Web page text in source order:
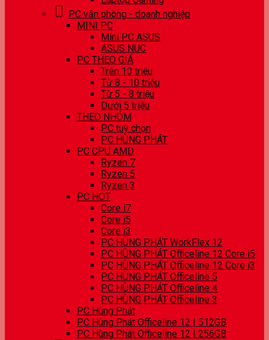
PC văn phòng - doanh nghiệp
MINI PC
Mini PC ASUS
ASUS NUC
PC THEO GIÁ
Trên 10 triệu
Từ 8 - 10 triệu
Từ 5 - 8 triệu
Dưới 5 triệu
THEO NHÓM
PC tuỳ chọn
PC HÙNG PHÁT
PC CPU AMD
Ryzen 7
Ryzen 5
Ryzen 3
PC HOT
Core i7
Core i5
Core i3
PC HÙNG PHÁT WorkFlex 12
PC HÙNG PHÁT Officeline 12 Core i5
PC HÙNG PHÁT Officeline 12 Core i3
PC HÙNG PHÁT Officeline 5
PC HÙNG PHÁT Officeline 4
PC HÙNG PHÁT Officeline 3
PC Hùng Phát
PC Hùng Phát Officeline 12 | 512GB
PC Hùng Phát Officeline 12 | 256GB